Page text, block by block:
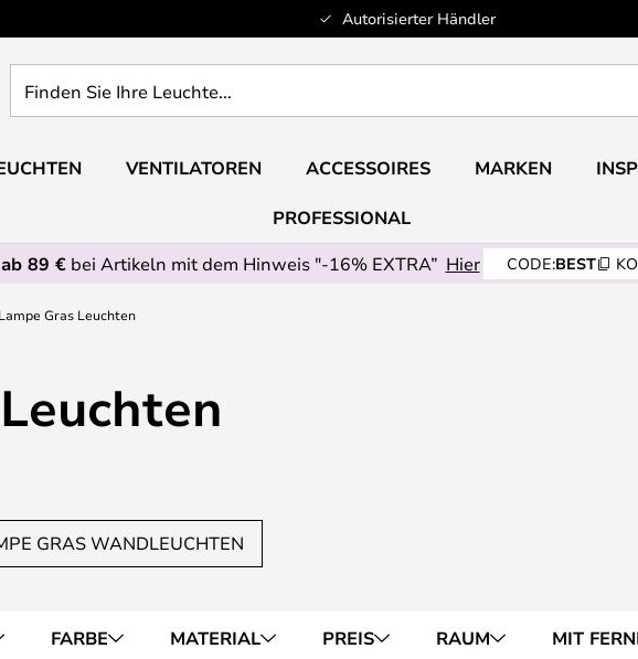
Autorisierter Händler
Sie
Leuchte...
VENTILATOREN ACCESSOIRES MARKEN
PROFESSIONAL
89 €bei Artikeln mit dem Hinweis "-16% EXTRA” Hier CODE:BEST
Lampe Gras Leuchten
GRAS WANDLEUCHTEN
FARBE MATERIAL PREIS RAUM MIT